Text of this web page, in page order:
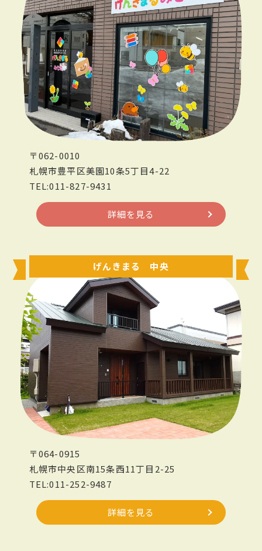
〒062-0010
札幌市豊平区美園10条5丁目4-22
TEL:011-827-9431
詳細を見る
げんきまる 中央
〒064-0915
札幌市中央区南15条西11丁目2-25
TEL:011-252-9487
詳細を見る